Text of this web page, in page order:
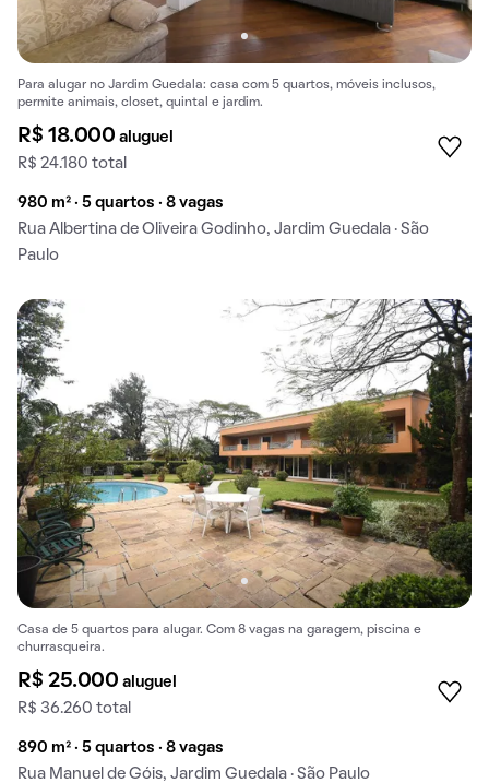
Para alugar no Jardim Guedala: casa com 5 quartos, móveis inclusos,
permite animais, closet, quintal e jardim.
R$ 18.000aluguel
R$ 24.180 total
980 m² · 5 quartos · 8 vagas
Rua Albertina de Oliveira Godinho, Jardim Guedala · São
Paulo
Casa de 5 quartos para alugar. Com 8 vagas na garagem, piscina e
churrasqueira.
R$ 25.000aluguel
R$ 36.260 total
890 m² · 5 quartos · 8 vagas
Rua Manuel de Góis, Jardim Guedala · São Paulo